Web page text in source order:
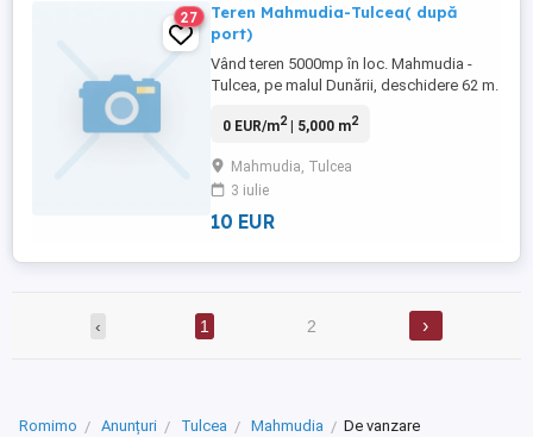
27
Teren Mahmudia-Tulcea( după
port)
Vând teren 5000mp în loc. Mahmudia -
Tulcea, pe malul Dunării, deschidere 62 m.
0 EUR/m2| 5,000 m2
Mahmudia, Tulcea
3 iulie
10 EUR
‹ 1 2 ›
Romimo Anunțuri Tulcea Mahmudia De vanzare